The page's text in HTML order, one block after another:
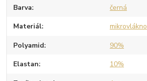
Barva černá
Materiál mikrovlákno
Polyamid 90%
Elastan 10%